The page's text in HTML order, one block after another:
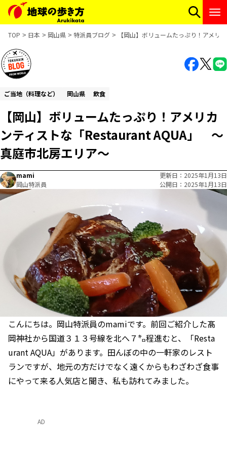
TOP 日本 岡山県 特派員ブログ 【岡山】ボリュームたっぷり！アメ
ご当地（料理など） 岡山県 飲食
【岡山】ボリュームたっぷり！アメリカ
ンティストな「Restaurant AQUA」 ～
真庭市北房エリア～
mami
岡山特派員
更新日
2025年1月13日
公開日
2025年1月13日
こんにちは。岡山特派員のmamiです。前回ご紹介した髙
岡神社から国道３１３号線を北へ７㌔程進むと、「Resta
urant AQUA」があります。田んぼの中の一軒家のレスト
ランですが、地元の方だけでなく遠くからもわざわざ食事
にやって来る人気店と聞き、私も訪れてみました。
AD